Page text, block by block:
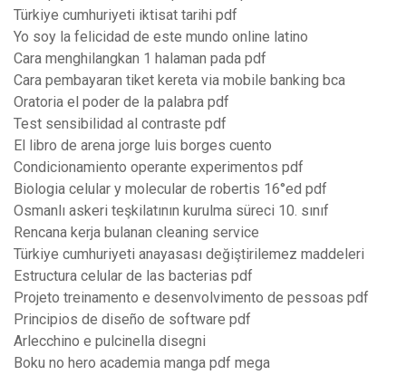
Türkiye cumhuriyeti iktisat tarihi pdf
Yo soy la felicidad de este mundo online latino
Cara menghilangkan 1 halaman pada pdf
Cara pembayaran tiket kereta via mobile banking bca
Oratoria el poder de la palabra pdf
Test sensibilidad al contraste pdf
El libro de arena jorge luis borges cuento
Condicionamiento operante experimentos pdf
Biologia celular y molecular de robertis 16°ed pdf
Osmanlı askeri teşkilatının kurulma süreci 10. sınıf
Rencana kerja bulanan cleaning service
Türkiye cumhuriyeti anayasası değiştirilemez maddeleri
Estructura celular de las bacterias pdf
Projeto treinamento e desenvolvimento de pessoas pdf
Principios de diseño de software pdf
Arlecchino e pulcinella disegni
Boku no hero academia manga pdf mega